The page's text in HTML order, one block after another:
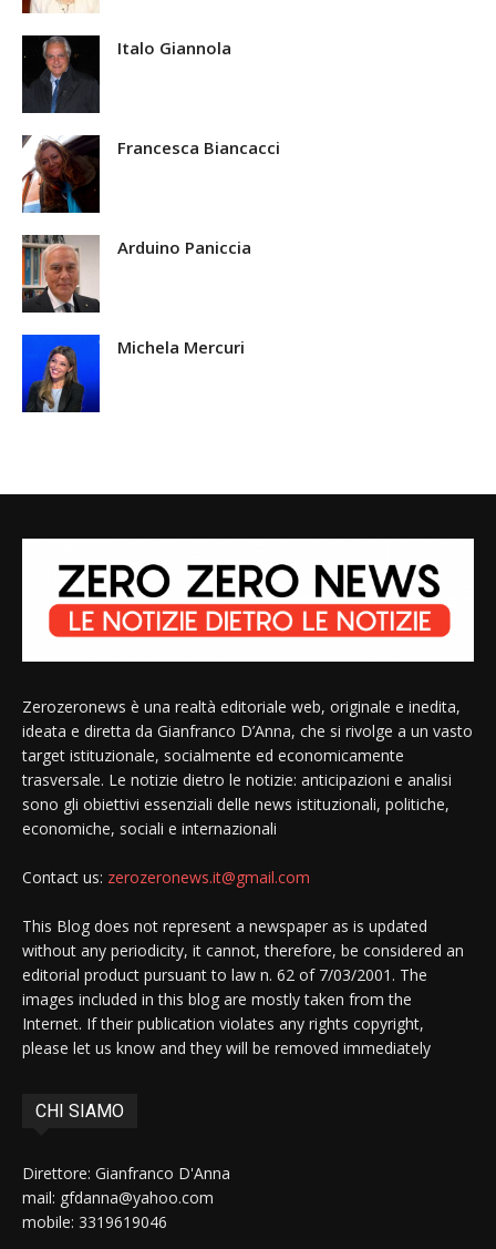
Italo Giannola
Francesca Biancacci
Arduino Paniccia
Michela Mercuri
Zerozeronews è una realtà editoriale web, originale e inedita,
ideata e diretta da Gianfranco D’Anna, che si rivolge a un vasto
target istituzionale, socialmente ed economicamente
trasversale. Le notizie dietro le notizie: anticipazioni e analisi
sono gli obiettivi essenziali delle news istituzionali, politiche,
economiche, sociali e internazionali
Contact us: zerozeronews.it@gmail.com
This Blog does not represent a newspaper as is updated
without any periodicity, it cannot, therefore, be considered an
editorial product pursuant to law n. 62 of 7/03/2001. The
images included in this blog are mostly taken from the
Internet. If their publication violates any rights copyright,
please let us know and they will be removed immediately
CHI SIAMO
Direttore: Gianfranco D'Anna
mail: gfdanna@yahoo.com
mobile: 3319619046